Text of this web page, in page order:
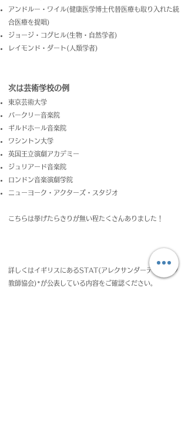
アンドルー・ワイル(健康医学博士代替医療も取り入れた統
合医療を提唱)
ジョージ・コグヒル(生物・自然学者)
レイモンド・ダート(人類学者)
次は芸術学校の例
東京芸術大学
バークリー音楽院
ギルドホール音楽院
ワシントン大学
英国王立演劇アカデミー
ジュリアード音楽院
ロンドン音楽演劇学院
ニューヨーク・アクターズ・スタジオ
こちらは挙げたらきりが無い程たくさんありました！
詳しくはイギリスにあるSTAT(アレクサンダーテクニーク
教師協会)*が公表している内容をご確認ください。